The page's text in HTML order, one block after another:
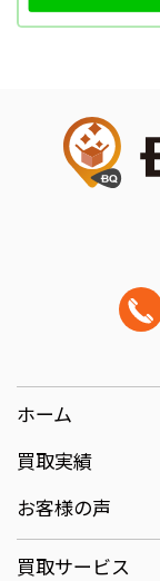
ホーム
買取実績
お客様の声
買取サービス